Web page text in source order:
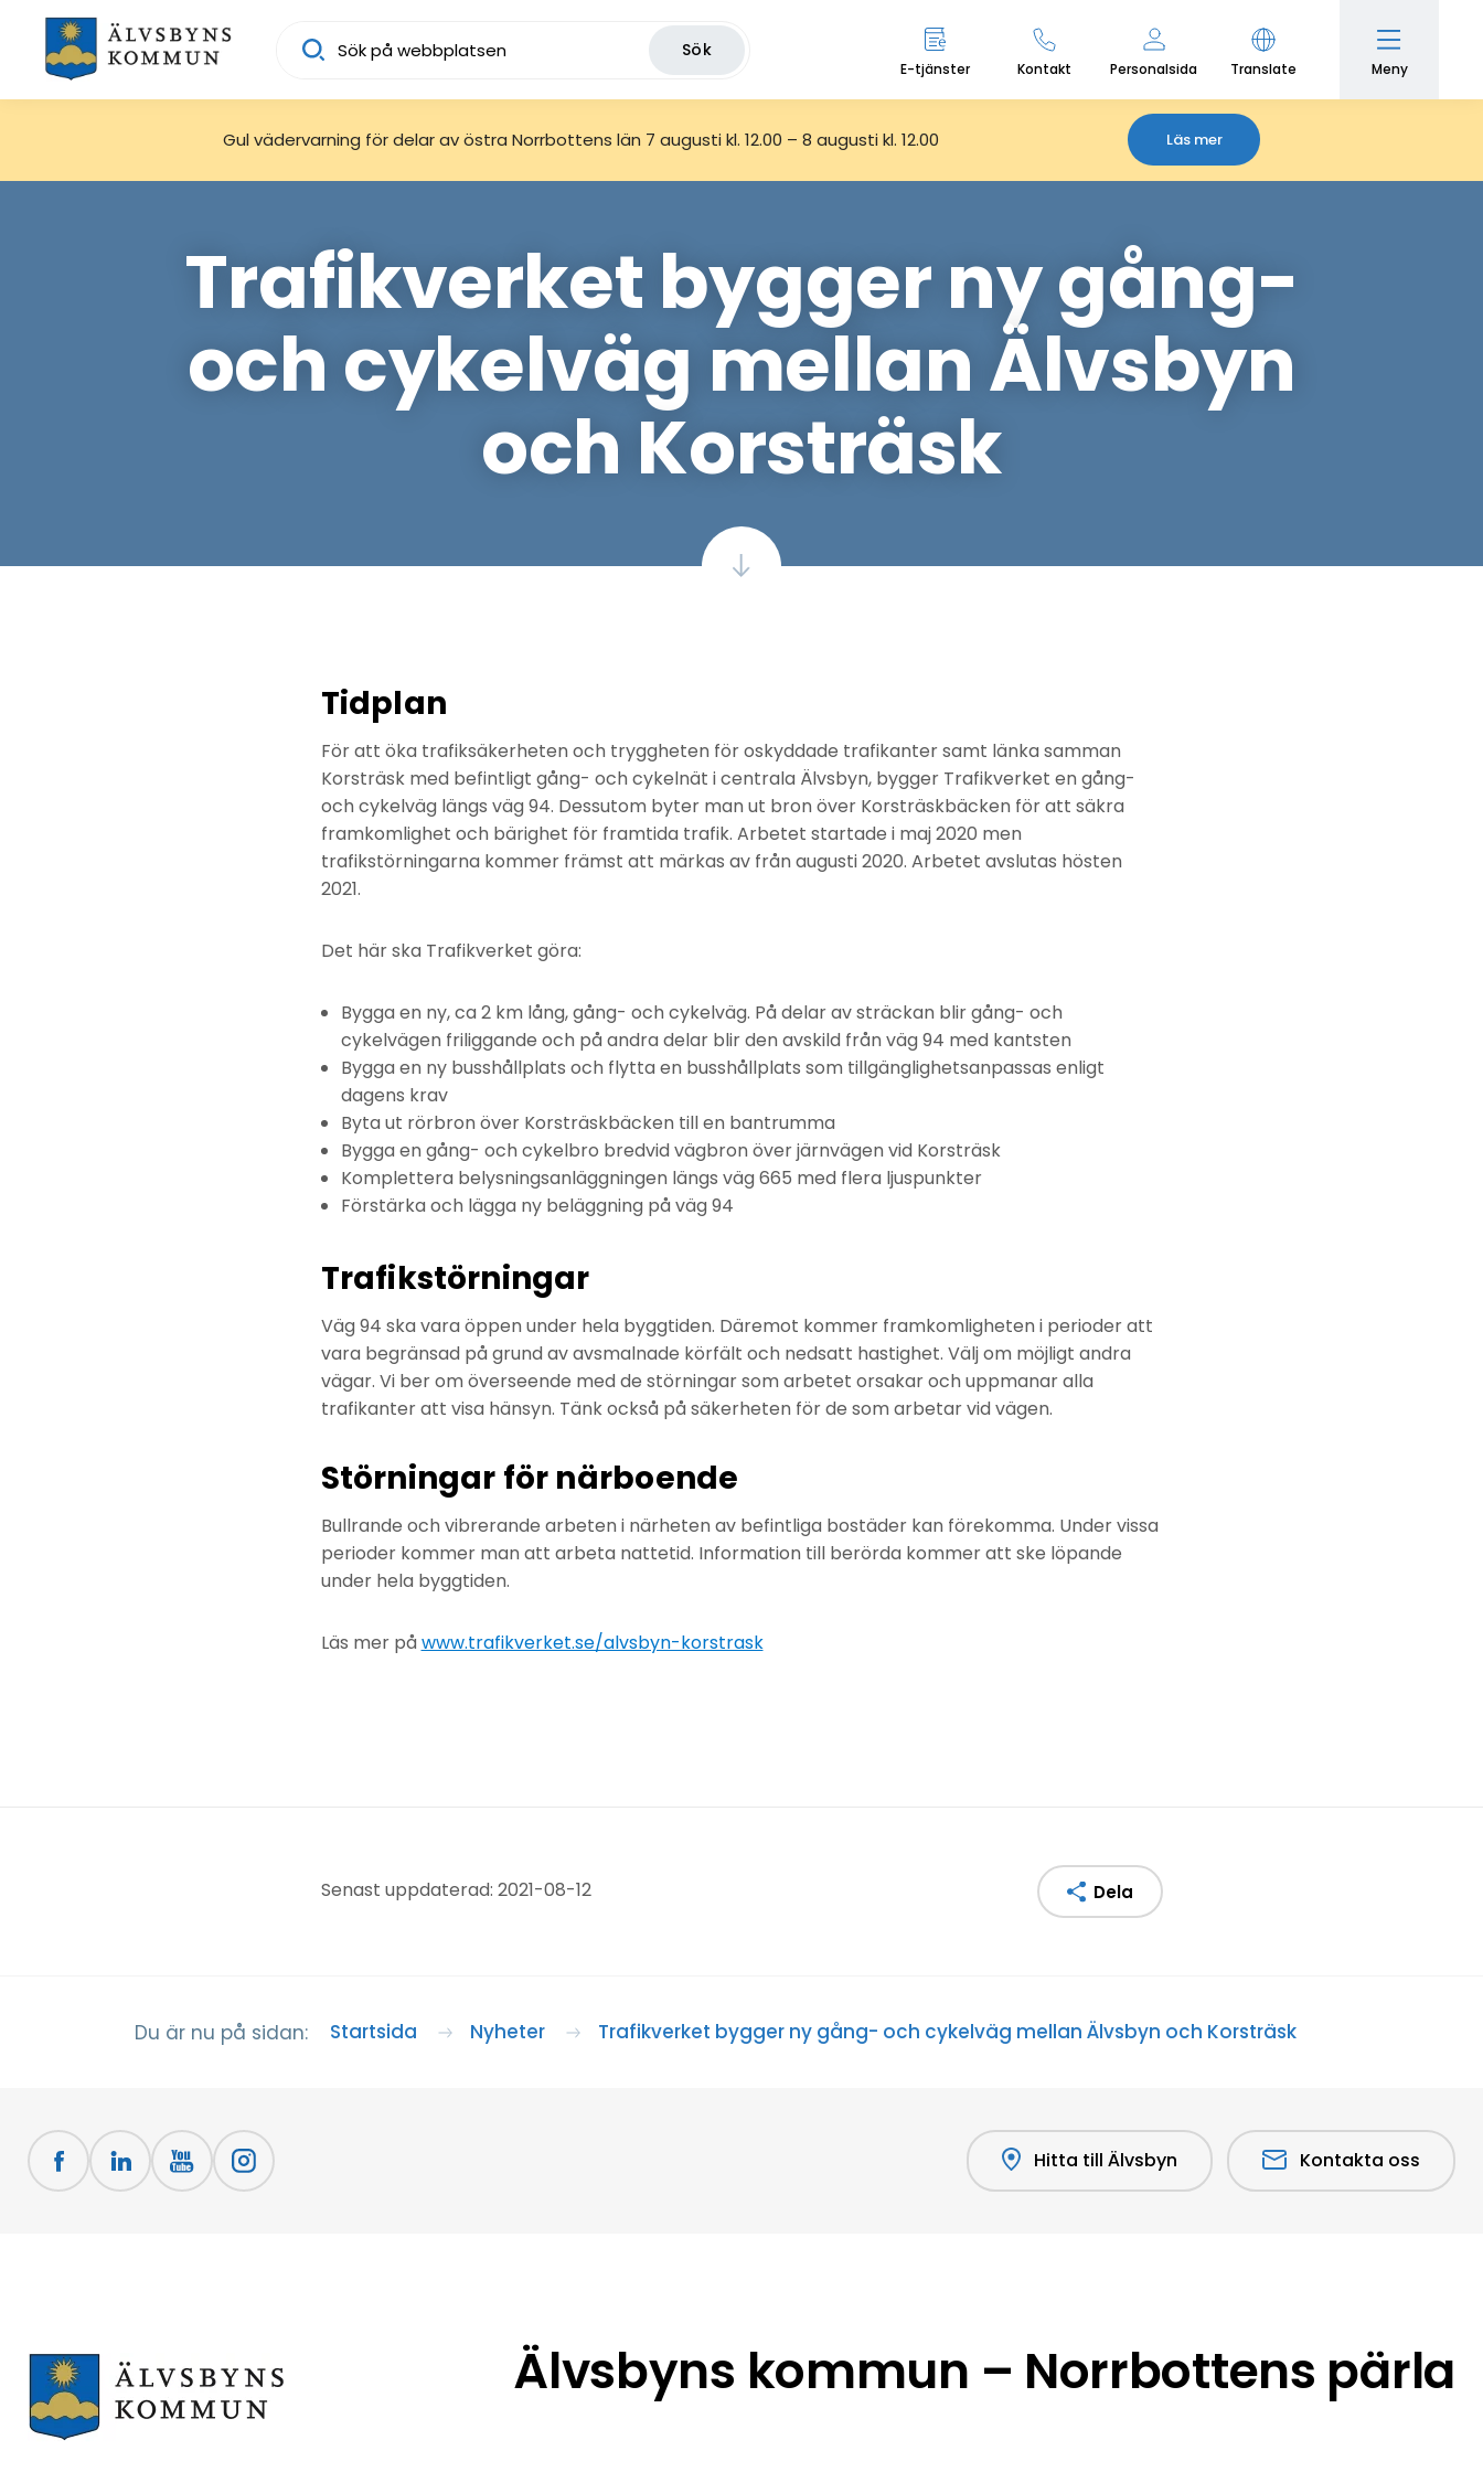
Sök
E-tjänster Kontakt Personalsida Translate Meny
Gul vädervarning för delar av östra Norrbottens län 7 augusti kl. 12.00 – 8 augusti kl. 12.00 Läs mer
Trafikverket bygger ny gång-
och cykelväg mellan Älvsbyn
och Korsträsk
Tidplan
För att öka trafiksäkerheten och tryggheten för oskyddade trafikanter samt länka samman
Korsträsk med befintligt gång- och cykelnät i centrala Älvsbyn, bygger Trafikverket en gång-
och cykelväg längs väg 94. Dessutom byter man ut bron över Korsträskbäcken för att säkra
framkomlighet och bärighet för framtida trafik. Arbetet startade i maj 2020 men
trafikstörningarna kommer främst att märkas av från augusti 2020. Arbetet avslutas hösten
2021.
Det här ska Trafikverket göra:
Bygga en ny, ca 2 km lång, gång- och cykelväg. På delar av sträckan blir gång- och
cykelvägen friliggande och på andra delar blir den avskild från väg 94 med kantsten
Bygga en ny busshållplats och flytta en busshållplats som tillgänglighetsanpassas enligt
dagens krav
Byta ut rörbron över Korsträskbäcken till en bantrumma
Bygga en gång- och cykelbro bredvid vägbron över järnvägen vid Korsträsk
Komplettera belysningsanläggningen längs väg 665 med flera ljuspunkter
Förstärka och lägga ny beläggning på väg 94
Trafikstörningar
Väg 94 ska vara öppen under hela byggtiden. Däremot kommer framkomligheten i perioder att
vara begränsad på grund av avsmalnade körfält och nedsatt hastighet. Välj om möjligt andra
vägar. Vi ber om överseende med de störningar som arbetet orsakar och uppmanar alla
trafikanter att visa hänsyn. Tänk också på säkerheten för de som arbetar vid vägen.
Störningar för närboende
Bullrande och vibrerande arbeten i närheten av befintliga bostäder kan förekomma. Under vissa
perioder kommer man att arbeta nattetid. Information till berörda kommer att ske löpande
under hela byggtiden.
Läs mer på www.trafikverket.se/alvsbyn-korstrask
Senast uppdaterad: 2021-08-12 Dela
Du är nu på sidan: Startsida Nyheter Trafikverket bygger ny gång- och cykelväg mellan Älvsbyn och Korsträsk
Hitta till Älvsbyn Kontakta oss
Älvsbyns kommun – Norrbottens pärla